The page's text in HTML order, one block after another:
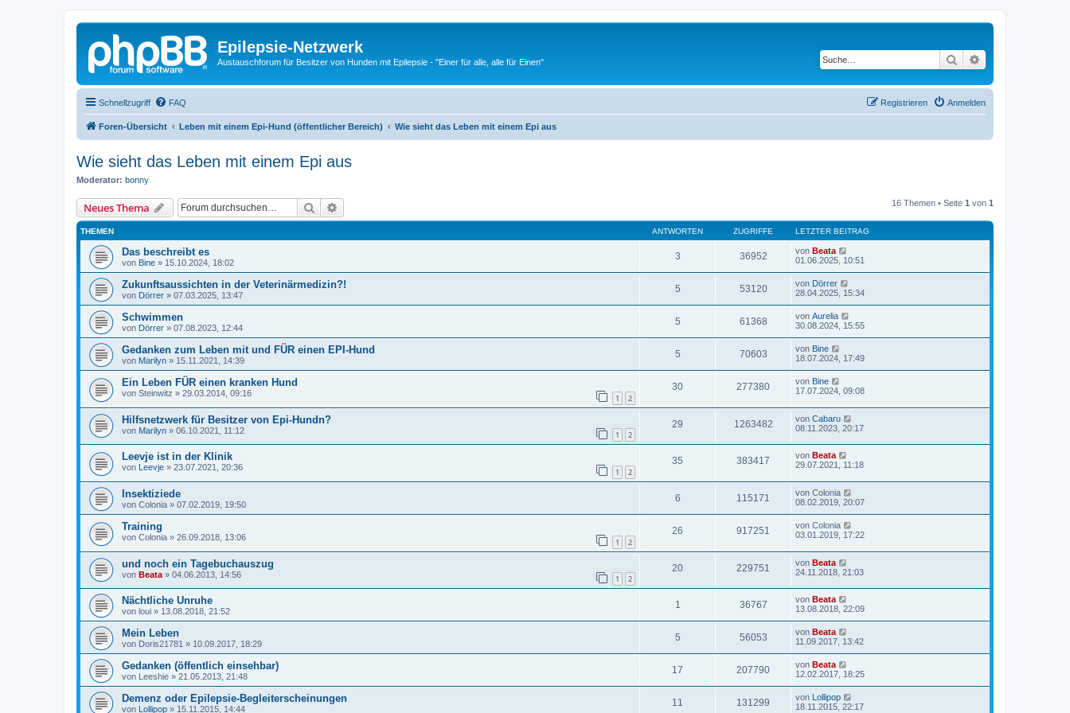
Epilepsie-Netzwerk
Austauschforum für Besitzer von Hunden mit Epilepsie - "Einer für alle, alle für Einen" Suche
Schnellzugriff FAQ Anmelden
Registrieren
Foren-Übersicht Leben mit einem Epi-Hund (öffentlicher Bereich) Wie sieht das Leben mit einem Epi aus
Wie sieht das Leben mit einem Epi aus
Moderator: bonny
Neues Thema Suche 16 Themen • Seite 1 von 1
THEMEN ANTWORTEN ZUGRIFFE LETZTER BEITRAG
Das beschreibt es
von Bine » 15.10.2024, 18:02
3 36952 von Beata
01.06.2025, 10:51
Zukunftsaussichten in der Veterinärmedizin?!
von Dörrer » 07.03.2025, 13:47
5 53120 von Dörrer
28.04.2025, 15:34
Schwimmen
von Dörrer » 07.08.2023, 12:44
5 61368 von Aurelia
30.08.2024, 15:55
Gedanken zum Leben mit und FÜR einen EPI-Hund
von Marilyn » 15.11.2021, 14:39
5 70603 von Bine
18.07.2024, 17:49
Ein Leben FÜR einen kranken Hund
von Steinwitz » 29.03.2014, 09:16 1 2
30 277380 von Bine
17.07.2024, 09:08
Hilfsnetzwerk für Besitzer von Epi-Hundn?
von Marilyn » 06.10.2021, 11:12 1 2
29 1263482 von Cabaru
08.11.2023, 20:17
Leevje ist in der Klinik
von Leevje » 23.07.2021, 20:36 1 2
35 383417 von Beata
29.07.2021, 11:18
Insektiziede
von Colonia » 07.02.2019, 19:50
6 115171 von Colonia
08.02.2019, 20:07
Training
von Colonia » 26.09.2018, 13:06 1 2
26 917251 von Colonia
03.01.2019, 17:22
und noch ein Tagebuchauszug
von Beata » 04.06.2013, 14:56 1 2
20 229751 von Beata
24.11.2018, 21:03
Nächtliche Unruhe
von loui » 13.08.2018, 21:52
1 36767 von Beata
13.08.2018, 22:09
Mein Leben
von Doris21781 » 10.09.2017, 18:29
5 56053 von Beata
11.09.2017, 13:42
Gedanken (öffentlich einsehbar)
von Leeshie » 21.05.2013, 21:48
17 207790 von Beata
12.02.2017, 18:25
Demenz oder Epilepsie-Begleiterscheinungen
von Lollipop » 15.11.2015, 14:44
11 131299 von
Lollipop
18.11.2015, 22:17